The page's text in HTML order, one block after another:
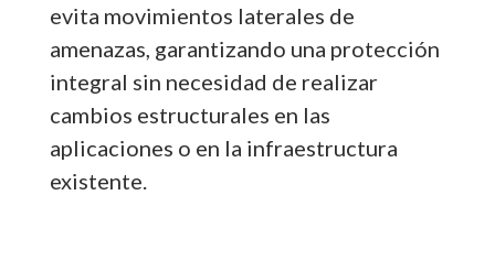
evita movimientos laterales de
amenazas, garantizando una protección
integral sin necesidad de realizar
cambios estructurales en las
aplicaciones o en la infraestructura
existente.